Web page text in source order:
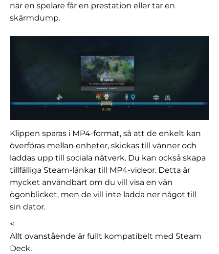
när en spelare får en prestation eller tar en
skärmdump.
Klippen sparas i MP4-format, så att de enkelt kan
överföras mellan enheter, skickas till vänner och
laddas upp till sociala nätverk. Du kan också skapa
tillfälliga Steam-länkar till MP4-videor. Detta är
mycket användbart om du vill visa en vän
ögonblicket, men de vill inte ladda ner något till
sin dator.
<
Allt ovanstående är fullt kompatibelt med Steam
Deck.